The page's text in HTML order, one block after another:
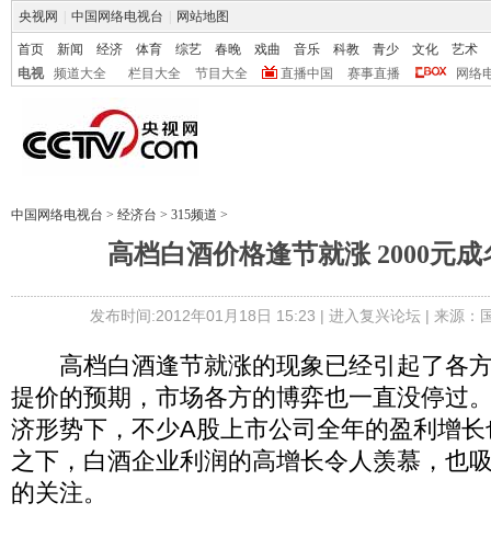
央视网 中国网络电视台 网站地图
首页 新闻 经济 体育 综艺 春晚 戏曲 音乐 科教 青少 文化
艺术
电视
频道大全 栏目大全 节目大全 直播中国 赛事直播 网络
中国网络电视台 > 经济台 > 315频道 >
高档白酒价格逢节就涨 2000元
发布时间:2012年01月18日 15:23 | 进入复兴论坛| 来源：
高档白酒逢节就涨的现象已经引起了各
提价的预期，市场各方的博弈也一直没停过
济形势下，不少A股上市公司全年的盈利增
之下，白酒企业利润的高增长令人羡慕，也
的关注。